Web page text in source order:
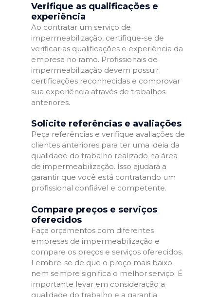
Verifique as qualificações e
experiência
Ao contratar um serviço de
impermeabilização, certifique-se de
verificar as qualificações e experiência da
empresa no ramo. Profissionais de
impermeabilização devem possuir
certificações reconhecidas e comprovar
sua experiência através de trabalhos
anteriores.
Solicite referências e avaliações
Peça referências e verifique avaliações de
clientes anteriores para ter uma ideia da
qualidade do trabalho realizado na área
de impermeabilização. Isso ajudará a
garantir que você está contratando um
profissional confiável e competente.
Compare preços e serviços
oferecidos
Faça orçamentos com diferentes
empresas de impermeabilização e
compare os preços e serviços oferecidos.
Lembre-se de que o preço mais baixo
nem sempre significa o melhor serviço. É
importante levar em consideração a
qualidade do trabalho e a garantia